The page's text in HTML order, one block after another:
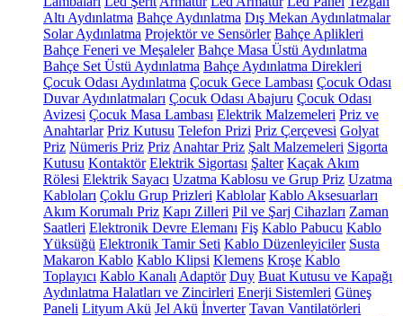
Altı Aydınlatma Bahçe Aydınlatma Dış Mekan Aydınlatmalar
Solar Aydınlatma Projektör ve Sensörler Bahçe Aplikleri
Bahçe Feneri ve Meşaleler Bahçe Masa Üstü Aydınlatma
Bahçe Set Üstü Aydınlatma Bahçe Aydınlatma Direkleri
Çocuk Odası Aydınlatma Çocuk Gece Lambası Çocuk Odası
Duvar Aydınlatmaları Çocuk Odası Abajuru Çocuk Odası
Avizesi Çocuk Masa Lambası Elektrik Malzemeleri Priz ve
Anahtarlar Priz Kutusu Telefon Prizi Priz Çerçevesi Golyat
Priz Nümeris Priz Priz Anahtar Priz Şalt Malzemeleri Sigorta
Kutusu Kontaktör Elektrik Sigortası Şalter Kaçak Akım
Rölesi Elektrik Sayacı Uzatma Kablosu ve Grup Priz Uzatma
Kabloları Çoklu Grup Prizleri Kablolar Kablo Aksesuarları
Akım Korumalı Priz Kapı Zilleri Pil ve Şarj Cihazları Zaman
Saatleri Elektronik Devre Elemanı Fiş Kablo Pabucu Kablo
Yüksüğü Elektronik Tamir Seti Kablo Düzenleyiciler Susta
Makaron Kablo Kablo Klipsi Klemens Kroşe Kablo
Toplayıcı Kablo Kanalı Adaptör Duy Buat Kutusu ve Kapağı
Aydınlatma Halatları ve Zincirleri Enerji Sistemleri Güneş
Paneli Lityum Akü Jel Akü İnverter Tavan Vantilatörleri